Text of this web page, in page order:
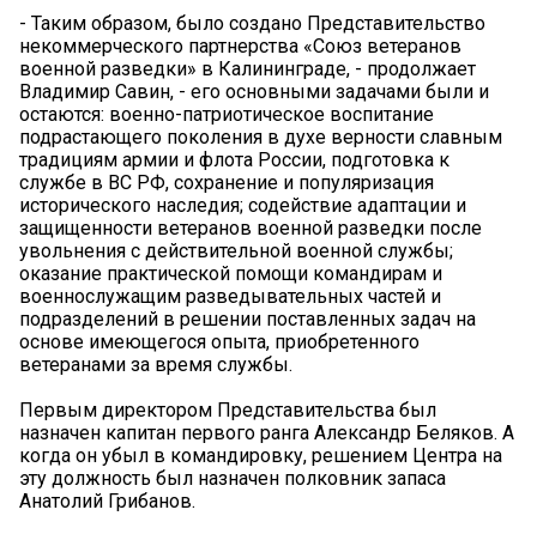
- Таким образом, было создано Представительство
некоммерческого партнерства «Союз ветеранов
военной разведки» в Калининграде, - продолжает
Владимир Савин, - его основными задачами были и
остаются: военно-патриотическое воспитание
подрастающего поколения в духе верности славным
традициям армии и флота России, подготовка к
службе в ВС РФ, сохранение и популяризация
исторического наследия; содействие адаптации и
защищенности ветеранов военной разведки после
увольнения с действительной военной службы;
оказание практической помощи командирам и
военнослужащим разведывательных частей и
подразделений в решении поставленных задач на
основе имеющегося опыта, приобретенного
ветеранами за время службы.
Первым директором Представительства был
назначен капитан первого ранга Александр Беляков. А
когда он убыл в командировку, решением Центра на
эту должность был назначен полковник запаса
Анатолий Грибанов.